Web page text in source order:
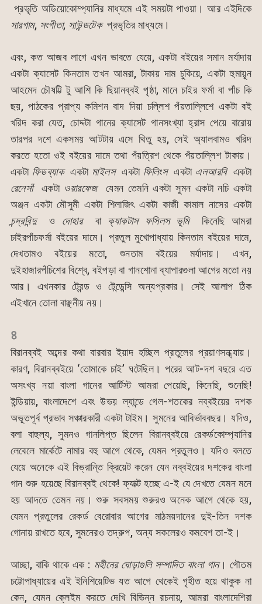
প্রভৃতি অডিয়োকোম্প্যানির মাধ্যমে এই সময়টা পাওয়া। আর এইদিকে
সারগাম, সংগীতা, সাউন্ডটেকপ্রভৃতির মাধ্যমে।
এবং, কত আজব লাগে এখন ভাবতে যেয়ে, একটা বইয়ের সমান মর্যাদায়
একটা ক্যাসেট কিনতাম তখন আমরা, টাকায় দাম চুকিয়ে, একটা হুমায়ূন
আহমেদ চৌষট্টি টু আশি কি ছিয়ানব্বই পৃষ্ঠা, মানে চাইর ফর্মা বা পাঁচ কি
ছয়, পাঠকের প্রাপ্য কমিশন বাদ দিয়া চল্লিশ পঁয়তাল্লিশে একটা বই
খরিদ করা যেত, চোদ্দটা গানের ক্যাসেট গানসংখ্যা হ্রাস পেয়ে বারোয়
তারপর দশে একসময় আটটায় এসে থিতু হয়, সেই অ্যালবামও খরিদ
করতে হতো ওই বইয়ের দামে তথা পঁয়ত্রিশ থেকে পঁয়তাল্লিশ টাকায়।
একটা ফিডব্যাকএকটা মাইলসএকটা ফিলিংসএকটা এলআরবিএকটা
রেনেসাঁএকটা ওয়ারফেজযেমন তেমনি একটা সুমন একটা নচি একটা
অঞ্জন একটা মৌসুমী একটা শিলাজিৎ একটা কাজী কামাল নাসের একটা
চন্দ্রবিন্দুও দোহারবা ক্যাকটাস ফসিলস ভূমিকিনেছি আমরা
চাইরপাঁচফর্মা বইয়ের দামে। প্রতুল মুখোপাধ্যায় কিনতাম বইয়ের দামে,
দেখতামও বইয়ের মতো, শুনতাম বইয়ের মর্যাদায়। এখন,
দুইহাজারপঁচিশের বিশ্বে, বইপড়া বা গানশোনা ব্যাপারগুলা আগের মতো নয়
আর। এখনকার ট্রেন্ড ও টেন্ডেন্সি অন্যপ্রকার। সেই আলাপ ঠিক
এইখানে তোলা বাঞ্ছনীয় নয়।
৪
বিরানব্বই অব্দের কথা বারবার ইয়াদ হচ্ছিল প্রতুলের প্রয়াণসন্ধ্যায়।
কারণ, বিরানব্বইয়ে ‘তোমাকে চাই’ ঘটেছিল। পরের আট-দশ বছরে এত
অসংখ্য নয়া বাংলা গানের আর্টিস্ট আমরা পেয়েছি, কিনেছি, শুনেছি!
ইন্ডিয়ায়, বাংলাদেশে এবং উভয় ল্যান্ডে গেল-শতকের নব্বইয়ের দশক
অভূতপূর্ব প্রভাব সঞ্চারকারী একটা টাইম। সুমনের আবির্ভাববছর। যদিও,
বলা বাহুল্য, সুমনও গানলিপ্ত ছিলেন বিরানব্বইয়ে রেকর্ডকোম্প্যানির
লেবেলে মার্কেটে নামার বহু আগে থেকে, যেমন প্রতুলও। যদিও বলতে
যেয়ে অনেকে এই বিভ্রান্তি ক্রিয়েট করেন যেন নব্বইয়ের দশকের বাংলা
গান শুরু হয়েছে বিরানব্বই থেকে! ফ্যাক্ট হচ্ছে এ-ই যে দেখতে যেমন মনে
হয় আদতে তেমন নয়। শুরু সবসময় শুরুরও অনেক আগে থেকে হয়,
যেমন প্রতুলের রেকর্ড বেরোবার আগের মাঠময়দানের দুই-তিন দশক
গোনায় রাখতে হবে, সুমনেরও তদ্রুপ, অন্য সকলেরও কমবেশ তা-ই।
আচ্ছা, বাকি থাকে এক : মহীনের ঘোড়াগুলি সম্পাদিত বাংলা গান। গৌতম
চট্টোপাধ্যায়ের এই ইনিশিয়েটিভ যত আগে থেকেই গৃহীত হয়ে থাকুক না
কেন, যেমন ক্লেইম করতে দেখি বিভিন্ন রচনায়, আমরা বাংলাদেশিরা